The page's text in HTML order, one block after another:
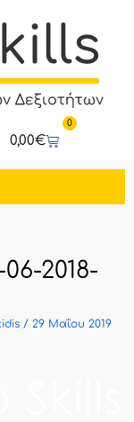
0,00€
0
Cart
2018-
/ 29 Μαΐου 2019